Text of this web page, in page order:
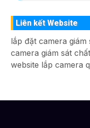
Liên kết Website
lắp đặt camera
camera giám sát
website lắp camera